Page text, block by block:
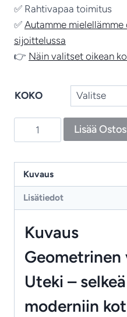
✅ Rahtivapaa toimitus
✅ Autamme
sijoittelussa
👉 Näin valitset oikean
KOKO
-
modernia
geometriaa
harmoniaa
määrä
Lisää
Kuvaus
Lisätiedot
Kuvaus
Uteki –
moderniin